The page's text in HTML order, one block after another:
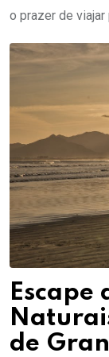
o prazer de
Escape
de